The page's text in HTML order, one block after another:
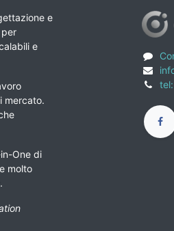
e
e
mercato.
One di
molto